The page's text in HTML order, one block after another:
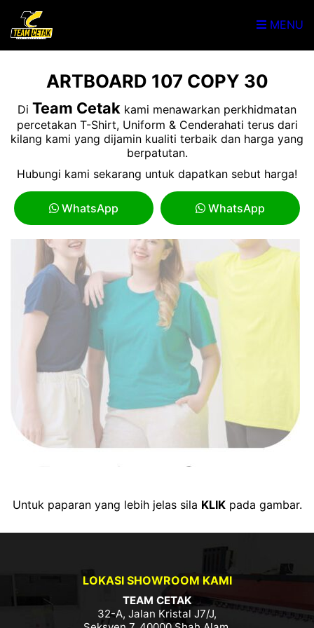
MENU
ARTBOARD 107 COPY 30
Di Team Cetak kami menawarkan perkhidmatan
percetakan T-Shirt, Uniform & Cenderahati terus dari
kilang kami yang dijamin kualiti terbaik dan harga yang
berpatutan.
Hubungi kami sekarang untuk dapatkan sebut harga!
WhatsApp WhatsApp
Untuk paparan yang lebih jelas sila KLIKpada gambar.
LOKASI SHOWROOM KAMI
TEAM CETAK
32-A, Jalan Kristal J7/J,